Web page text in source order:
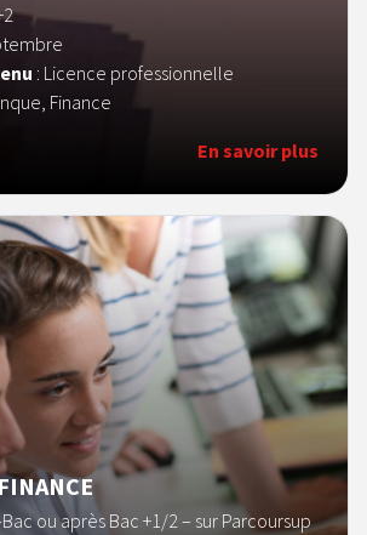
: Licence professionnelle
Finance
En savoir plus
ou après Bac +1/2 – sur Parcoursup